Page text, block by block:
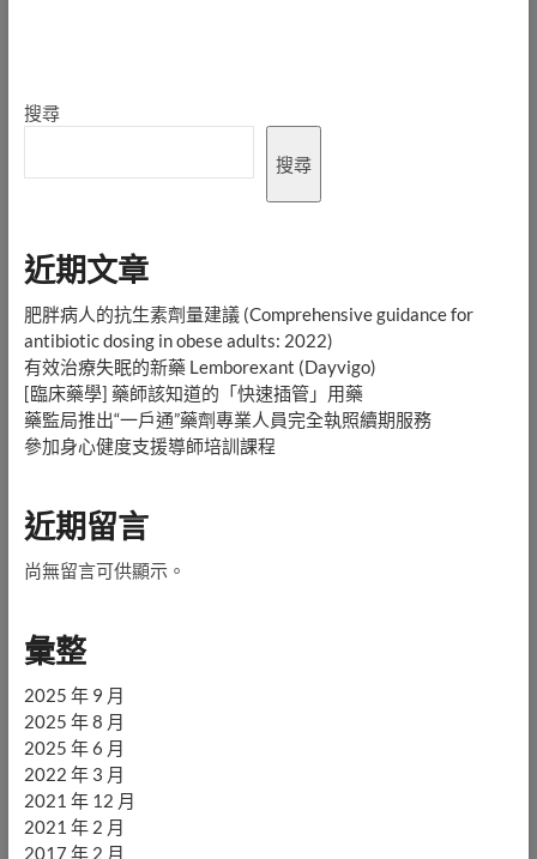
搜尋
搜尋
近期文章
肥胖病人的抗生素劑量建議 (Comprehensive guidance for
antibiotic dosing in obese adults: 2022)
有效治療失眠的新藥 Lemborexant (Dayvigo)
[臨床藥學] 藥師該知道的「快速插管」用藥
藥監局推出“一戶通”藥劑專業人員完全執照續期服務
參加身心健度支援導師培訓課程
近期留言
尚無留言可供顯示。
彙整
2025 年 9 月
2025 年 8 月
2025 年 6 月
2022 年 3 月
2021 年 12 月
2021 年 2 月
2017 年 2 月